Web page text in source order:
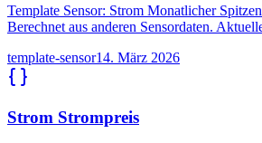
Template Sensor: Strom Monatlicher
Berechnet aus anderen Sensordaten.
template-sensor14. März 2026
Strom Strompreis